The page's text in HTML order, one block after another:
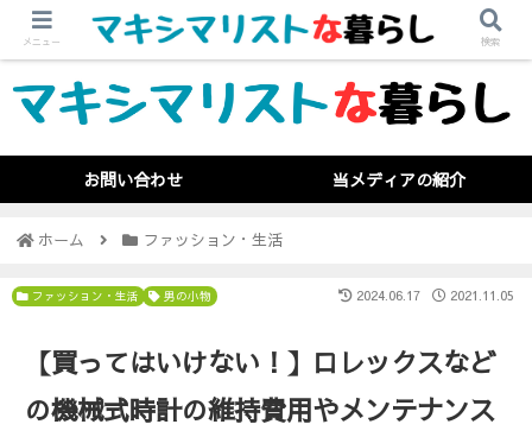
お問い合わせ 当メディアの紹介
ホーム ファッション・生活
【買ってはいけない！】ロレックスなど
の機械式時計の維持費用やメンテナンス
2024.06.17 2021.11.05
ファッション・生活 男の小物
メニュー 検索